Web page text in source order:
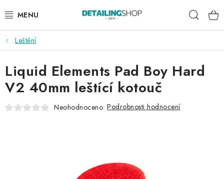
na
AKCE
NOVINKY
EXTERIÉR
DÁRKOVÉ SADY A POUKAZY
Leštění
Liquid Elements Pad Boy Hard
V2 40mm leštící kotouč
Neohodnoceno Podrobnosti hodnocení